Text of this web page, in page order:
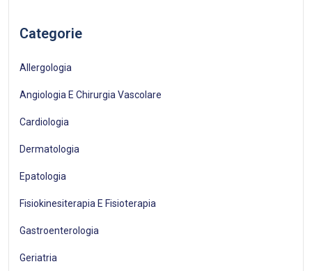
Categorie
Allergologia
Angiologia E Chirurgia Vascolare
Cardiologia
Dermatologia
Epatologia
Fisiokinesiterapia E Fisioterapia
Gastroenterologia
Geriatria